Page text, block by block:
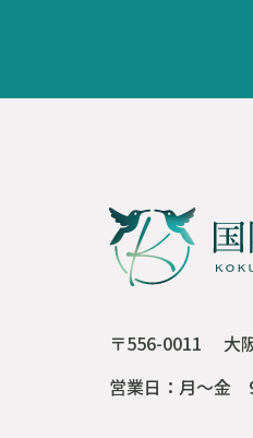
〒556-0011
大
営業日：月～金